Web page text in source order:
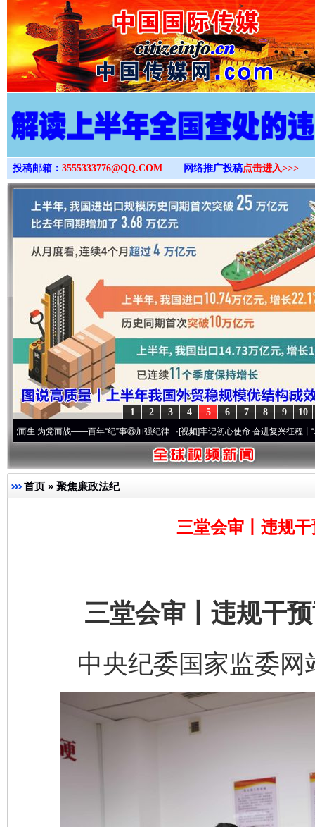
>
投稿邮箱： 3555333776@QQ.COM 网络推广投稿点击进入>>>
10
9
8
7
6
5
4
3
2
1
党而战——百年“纪”事⑧加强纪律..·[视频]牢记初心使命 奋进复兴征程丨“转折之城”
首页 » 聚焦廉政法纪
三堂会审丨违规
三堂会审丨违规干预
中央纪委国家监委网